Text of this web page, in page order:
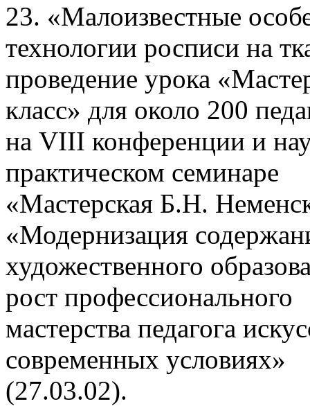
23. «Малоизвестные
технологии росписи на
проведение урока
класс» для около 200
на VIII конференции и
практическом семинаре
«Мастерская Б.Н.
«Модернизация
художественного
рост профессионального
мастерства педагога
современных условиях»
(27.03.02).